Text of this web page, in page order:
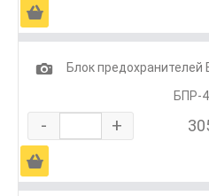
Ä
1
Блок предохранителей
БПР-
- +
Ä